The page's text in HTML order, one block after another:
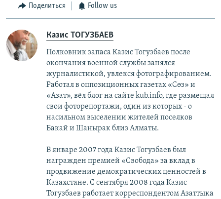
Поделиться Follow us
Казис ТОГУЗБАЕВ
Полковник запаса Казис Тогузбаев после
окончания военной службы занялся
журналистикой, увлекся фотографированием.
Работал в оппозиционных газетах «Сөз» и
«Азат», вёл блог на сайте kub.info, где размещал
свои фоторепортажи, один из которых - о
насильном выселении жителей поселков
Бакай и Шанырак близ Алматы.
В январе 2007 года Казис Тогузбаев был
награжден премией «Свобода» за вклад в
продвижение демократических ценностей в
Казахстане. С сентября 2008 года Казис
Тогузбаев работает корреспондентом Азаттыка